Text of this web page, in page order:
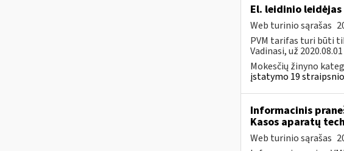
El. leidinio
Web turinio sąrašas
PVM tarifas turi būti
Vadinasi, už
Mokesčių žinyno
įstatymo 19
Informacinis
Kasos aparatų
Web turinio sąrašas